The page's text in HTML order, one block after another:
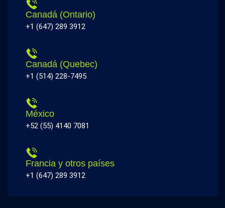
Canadá (Ontario)
+1 (647) 289 3912
Canadá (Quebec)
+1 (514) 228-7495
México
+52 (55) 4140 7081
Francia y otros países
+1 (647) 289 3912